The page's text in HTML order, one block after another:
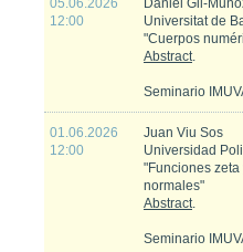
05.06.2026
12:00
Daniel Gil-
Universitat de
"Cuerpos
Abstract.
Seminario
01.06.2026
12:00
Juan Viu Sos
Universidad
"Funciones
normales"
Abstract.
Seminario